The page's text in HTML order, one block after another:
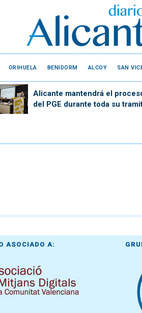
ORIHUELA BENIDORM ALCOY SAN
Alicante mantendrá el
del PGE durante toda su
ASOCIADO A: